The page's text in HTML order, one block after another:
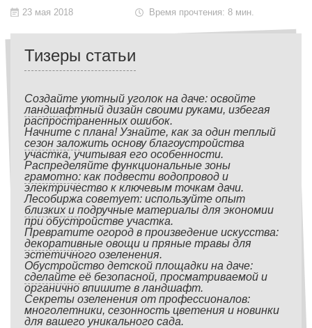
23 мая 2018 Время прочтения: 8 мин.
Тизеры статьи
Создайте уютный уголок на даче: освойте
ландшафтный дизайн своими руками, избегая
распространенных ошибок.
Начните с плана! Узнайте, как за один теплый
сезон заложить основу благоустройства
участка, учитывая его особенности.
Распределяйте функциональные зоны
грамотно: как подвести водопровод и
электричество к ключевым точкам дачи.
Лесобиржа советует: используйте опыт
близких и подручные материалы для экономии
при обустройстве участка.
Превратите огород в произведение искусства:
декоративные овощи и пряные травы для
эстетичного озеленения.
Обустройство детской площадки на даче:
сделайте её безопасной, просматриваемой и
органично впишите в ландшафт.
Секреты озеленения от профессионалов:
многолетники, сезонность цветения и новинки
для вашего уникального сада.